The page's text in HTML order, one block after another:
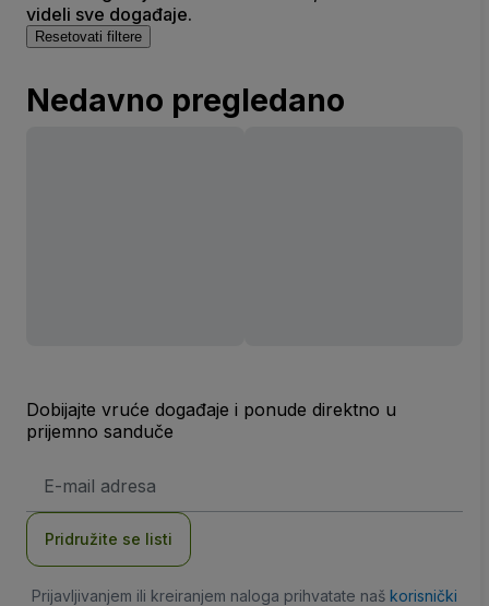
videli sve događaje.
Resetovati filtere
Nedavno pregledano
Dobijajte vruće događaje i ponude direktno u
prijemno sanduče
mail
Pridružite se listi
Prijavljivanjem ili kreiranjem naloga prihvatate naš korisnički